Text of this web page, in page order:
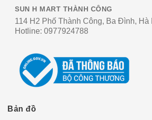
SUN H MART THÀNH CÔNG
114 H2 Phố Thành Công, Ba Đình, Hà
Hotline: 0977924788
Bản đồ